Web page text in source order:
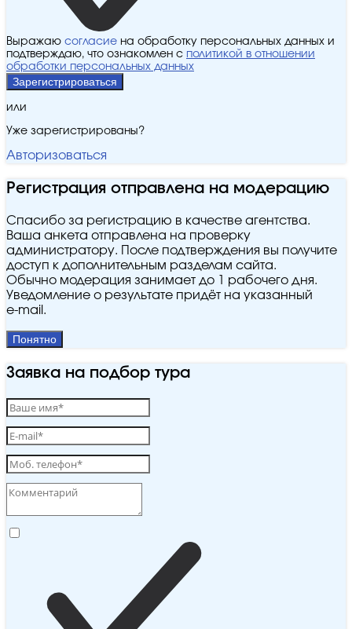
Выражаю согласие на обработку персональных данных и
подтверждаю, что ознакомлен с политикой в отношении
обработки персональных данных
Зарегистрироваться
или
Уже зарегистрированы?
Авторизоваться
Регистрация отправлена на модерацию
Спасибо за регистрацию в качестве агентства.
Ваша анкета отправлена на проверку
администратору. После подтверждения вы получите
доступ к дополнительным разделам сайта.
Обычно модерация занимает до 1 рабочего дня.
Уведомление о результате придёт на указанный
e‑mail.
Понятно
Заявка на подбор тура